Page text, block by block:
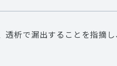
析で漏出することを指摘し